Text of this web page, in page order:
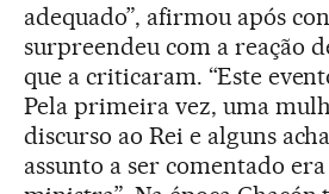
adequado”, afirmou após
surpreendeu com a reação
que a criticaram. “Este
Pela primeira vez, uma
discurso ao Rei e alguns
assunto a ser comentado